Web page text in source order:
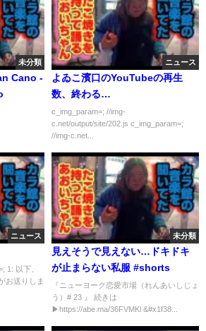
未分類
Cano -
ニュース
よゐこ濱口のYouTubeの再生
数、終わる…
c_img_param=; //img-
c.net/output/site/202.js c_img_param=;
//img-c.net...
ニュース
1: 以下、
お送りしま
未分類
見えそうで見えない…ドキドキ
が止まらない私服 #shorts
『ニューヨーク恋愛市場（れんあいしじょ
う）# 23 』 続きは
▶︎https://abe.ma/36FVMKl &#x1f38...